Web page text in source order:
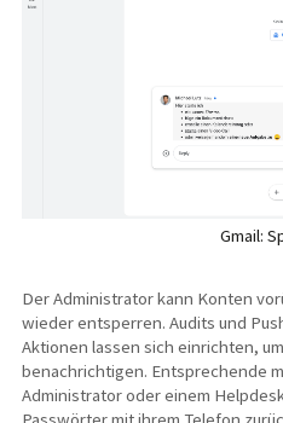
Gmail:
Der Administrator kann Konten
wieder entsperren. Audits und
Aktionen lassen sich einrichten,
benachrichtigen. Entsprechende
Administrator oder einem